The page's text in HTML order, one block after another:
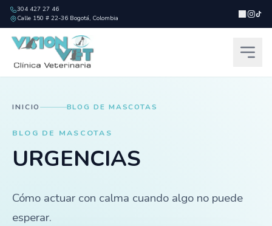
304 427 27 46
Calle 150 # 22-36 Bogotá, Colombia
|
INICIO BLOG DE MASCOTAS
BLOG DE MASCOTAS
URGENCIAS
Cómo actuar con calma cuando algo no puede
esperar.